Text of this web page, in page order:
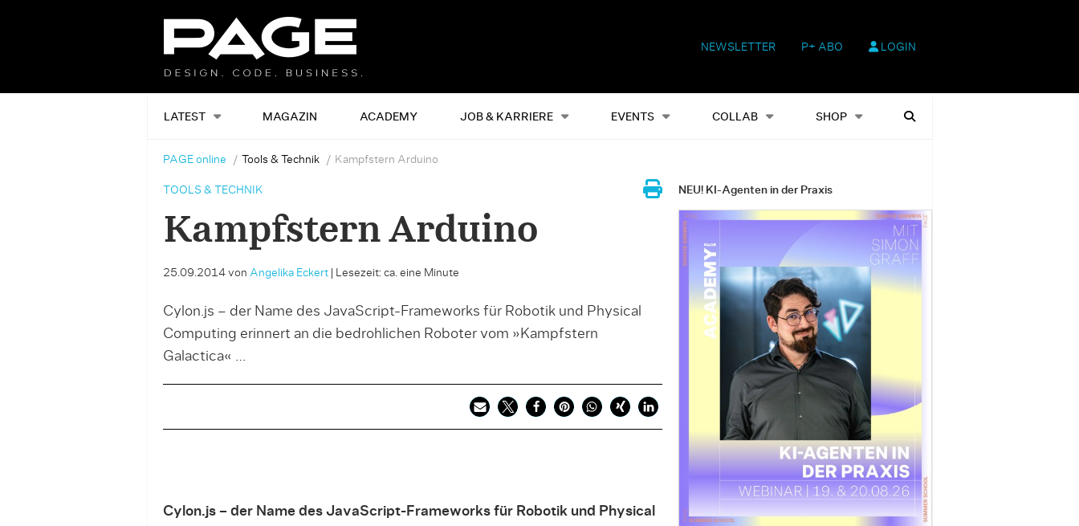
NEWSLETTER P+ ABO LOGIN
LATEST MAGAZIN ACADEMY JOB & KARRIERE EVENTS COLLAB SHOP
Alles Events Shop Heftausgaben Suchen
PAGE online Tools & Technik Kampfstern Arduino
TOOLS & TECHNIK
Kampfstern Arduino
25.09.2014 von Angelika Eckert| Lesezeit: ca. eine Minute
Cylon.js – der Name des JavaScript-Frameworks für Robotik und Physical
Computing erinnert an die bedrohlichen Roboter vom »Kampfstern
Galactica« …
Cylon.js – der Name des JavaScript-Frameworks für Robotik und Physical
NEU! KI-Agenten in der Praxis